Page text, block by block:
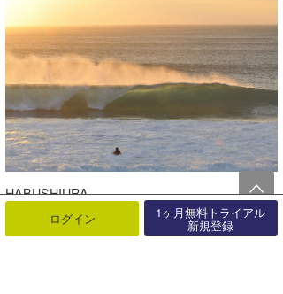
HABUSHIURA
ログイン 1ヶ月無料トライアル
新規登録